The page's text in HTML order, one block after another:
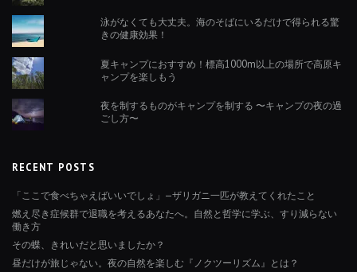
泳がなくても大丈夫。海のそばにいるだけで得られる驚
きの健康効果！
夏キャンプにおすすめ！標高1000m以上の場所で高原キ
ャンプを楽しもう
夜を制するものがキャンプを制する 〜キャンプの夜の過
ごし方〜
RECENT POSTS
「ここで食べちゃえばいいでしょ」—ザリガニ一匹が教えてくれたこと
燃え尽き症候群で退職を考えるあなたへ。自然と哲学に学ぶ、すり減らない
働き方
その蝶、きれいだと思いましたか？
昼だけが旅じゃない。夜の自然を楽しむ『ノクツーリズム』とは？